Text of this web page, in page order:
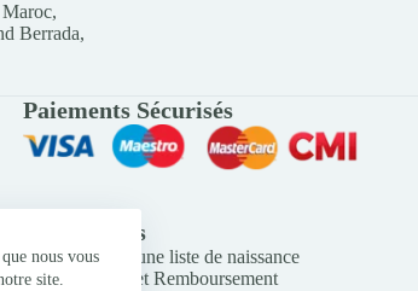
nous vous
site.
Berrada,
Paiements Sécurisés
Liens Utiles
Trouver une liste de naissance
Retours et Remboursement